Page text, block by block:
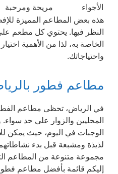
الأجواء
مريحة ومرحبة
هذه بعض المطاعم المميزة
النظر فيها. يحتوي كل مطعم
الخاصة به، لذا من الأهمية
واحتياجاتك.
مطاعم فطور
في الرياض، تحظى مطاعم
المحليين والزوار على حد
الوجبات في اليوم، حيث يمكن
لذيذة ومشبعة قبل بدء
مجموعة متنوعة من المطاعم
إليكم قائمة بأفضل مطاعم